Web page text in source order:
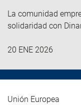
La comunidad
solidaridad con
20 ENE 2026
Unión Europea